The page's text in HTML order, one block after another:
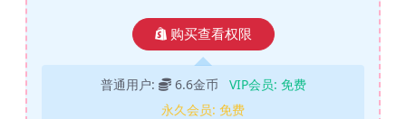
购买查看权限
普通用户: 6.6金币 VIP会员: 免费
永久会员: 免费